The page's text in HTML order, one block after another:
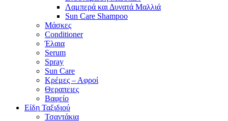
Λαμπερά και Δυνατά Μαλλιά
Sun Care Shampoo
Μάσκες
Conditioner
Έλαια
Serum
Spray
Sun Care
Κρέμες – Αφροί
Θεραπειες
Βαφείο
Είδη Ταξιδιού
Τσαντάκια